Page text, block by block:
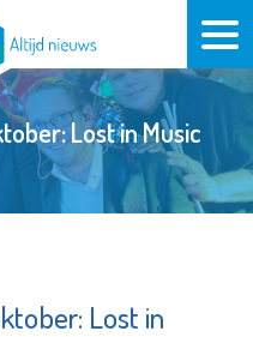
Lost in Music
Lost in